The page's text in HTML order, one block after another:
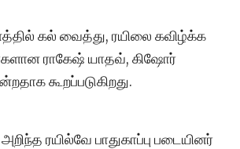
கல் வைத்து, ரயிலை கவிழ்க்க
ராகேஷ் யாதவ், கிஷோர்
கூறப்படுகிறது.
ரயில்வே பாதுகாப்பு படையினர்